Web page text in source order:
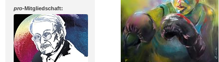
pro-Mitgliedschaft: